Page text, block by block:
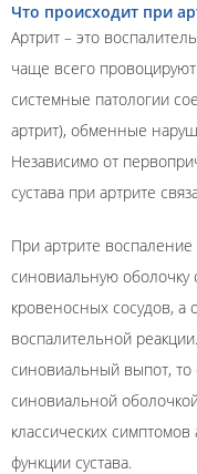
Что происходит при
Артрит – это
чаще всего
системные патологии
артрит), обменные
Независимо от
сустава при артрите
При артрите воспаление
синовиальную оболочку
кровеносных сосудов, а
воспалительной
синовиальный выпот, то
синовиальной
классических
функции сустава.